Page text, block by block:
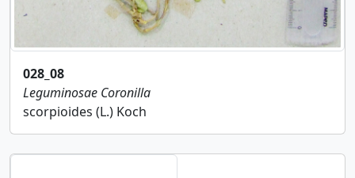
028_08
Leguminosae Coronilla
scorpioides (L.) Koch